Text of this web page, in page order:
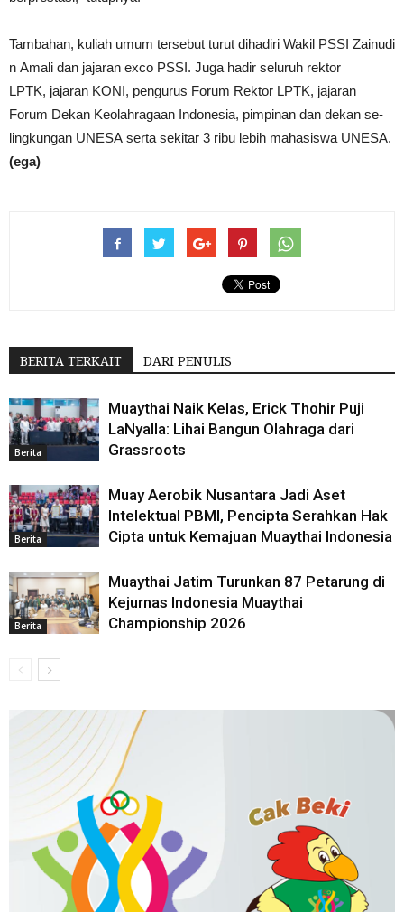
Tambahan, kuliah umum tersebut turut dihadiri Wakil PSSI Zainudi
n Amali dan jajaran exco PSSI. Juga hadir seluruh rektor
LPTK, jajaran KONI, pengurus Forum Rektor LPTK, jajaran
Forum Dekan Keolahragaan Indonesia, pimpinan dan dekan se-
lingkungan UNESA serta sekitar 3 ribu lebih mahasiswa UNESA.
(ega)
BERITA TERKAIT DARI PENULIS
Berita
Muaythai Naik Kelas, Erick Thohir Puji
LaNyalla: Lihai Bangun Olahraga dari
Grassroots
Berita
Muay Aerobik Nusantara Jadi Aset
Intelektual PBMI, Pencipta Serahkan Hak
Cipta untuk Kemajuan Muaythai Indonesia
Berita
Muaythai Jatim Turunkan 87 Petarung di
Kejurnas Indonesia Muaythai
Championship 2026